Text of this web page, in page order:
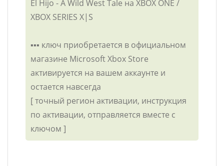
El Hijo - A Wild West Tale на XBOX ONE /
XBOX SERIES X|S
▪️▪️▪️ ключ приобретается в официальном
магазине Microsoft Xbox Store
активируется на вашем аккаунте и
остается навсегда
[ точный регион активации, инструкция
по активации, отправляется вместе с
ключом ]